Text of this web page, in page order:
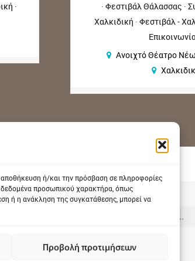
αποθήκευση ή/και την πρόσβαση σε πληροφορίες
δεδομένα προσωπικού χαρακτήρα, όπως
ή η ανάκληση της συγκατάθεσης, μπορεί να
Προβολή προτιμήσεων
Χορηγός
πόλο έλξης για